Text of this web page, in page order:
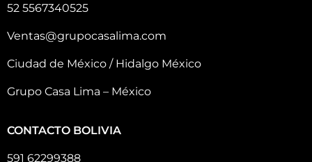
52 5567340525
Ventas@grupocasalima.com
Ciudad de México / Hidalgo México
Grupo Casa Lima – México
CONTACTO BOLIVIA
591 62299388